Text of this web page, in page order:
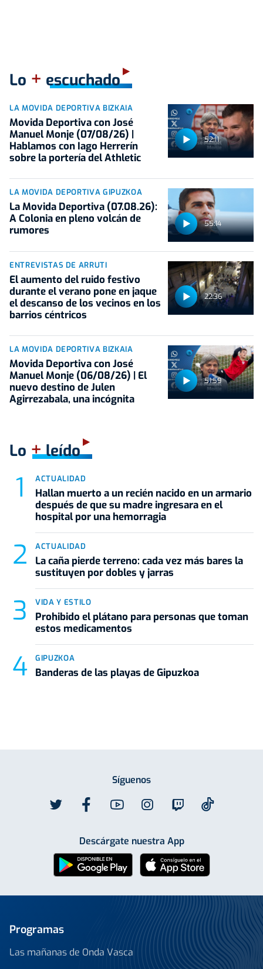
Lo + escuchado
52:11
LA MOVIDA DEPORTIVA BIZKAIA
Movida Deportiva con José
Manuel Monje (07/08/26) |
Hablamos con Iago Herrerín
sobre la portería del Athletic
55:14
LA MOVIDA DEPORTIVA GIPUZKOA
La Movida Deportiva (07.08.26):
A Colonia en pleno volcán de
rumores
22:36
ENTREVISTAS DE ARRUTI
El aumento del ruido festivo
durante el verano pone en jaque
el descanso de los vecinos en los
barrios céntricos
51:59
LA MOVIDA DEPORTIVA BIZKAIA
Movida Deportiva con José
Manuel Monje (06/08/26) | El
nuevo destino de Julen
Agirrezabala, una incógnita
Lo +leído
ACTUALIDAD
Hallan muerto a un recién nacido en un armario
después de que su madre ingresara en el
hospital por una hemorragia
ACTUALIDAD
La caña pierde terreno: cada vez más bares la
sustituyen por dobles y jarras
VIDA Y ESTILO
Prohibido el plátano para personas que toman
estos medicamentos
GIPUZKOA
Banderas de las playas de Gipuzkoa
Síguenos
Descárgate nuestra App
Programas
Las mañanas de Onda Vasca